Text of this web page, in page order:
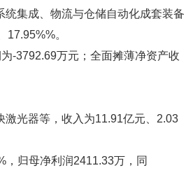
集成、物流与仓储自动化成套装备
。
-3792.69万元；全面摊薄净资产收
光器等，收入为11.91亿元、2.03
归母净利润2411.33万，同